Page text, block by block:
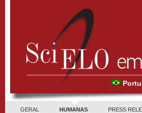
GERAL HUMANAS PRESS